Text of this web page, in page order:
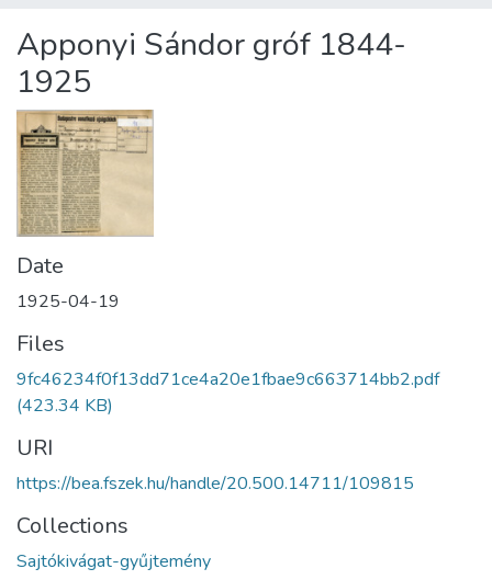
About us
Apponyi Sándor gróf 1844-
1925
Date
1925-04-19
Files
9fc46234f0f13dd71ce4a20e1fbae9c663714bb2.pdf
(423.34 KB)
URI
https://bea.fszek.hu/handle/20.500.14711/109815
Collections
Sajtókivágat-gyűjtemény